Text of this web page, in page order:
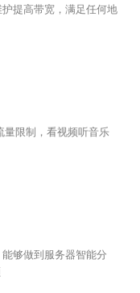
提高带宽，满足任何地
量限制，看视频听音乐
够做到服务器智能分